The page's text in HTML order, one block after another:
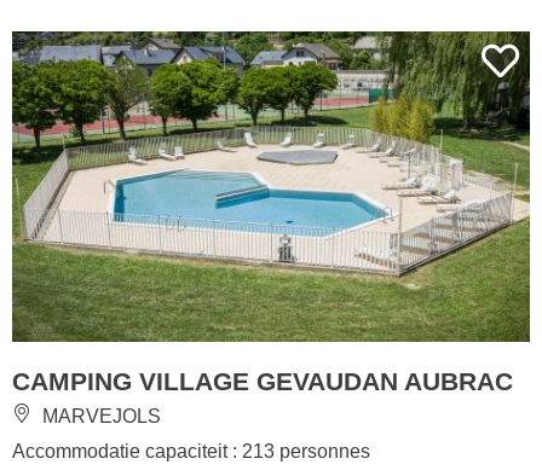
CAMPING VILLAGE GEVAUDAN AUBRAC
MARVEJOLS
Accommodatie capaciteit : 213 personnes